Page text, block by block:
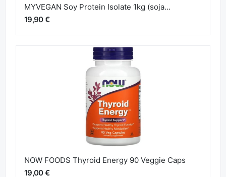
MYVEGAN Soy Protein Isolate 1kg (soja...
19,90 €
NOW FOODS Thyroid Energy 90 Veggie Caps
19,00 €